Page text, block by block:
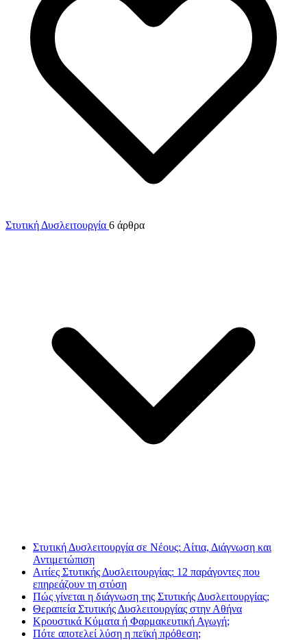
Στυτική Δυσλειτουργία 6 άρθρα
Στυτική Δυσλειτουργία σε Νέους: Αίτια, Διάγνωση και
Αντιμετώπιση
Αιτίες Στυτικής Δυσλειτουργίας: 12 παράγοντες που
επηρεάζουν τη στύση
Πώς γίνεται η διάγνωση της Στυτικής Δυσλειτουργίας;
Θεραπεία Στυτικής Δυσλειτουργίας στην Αθήνα
Κρουστικά Κύματα ή Φαρμακευτική Αγωγή;
Πότε αποτελεί λύση η πεϊκή πρόθεση;